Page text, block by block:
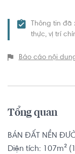
Thông tin đã
thực, vị trí
Báo cáo nội
Tổng quan
BÁN ĐẤT NỀN
Diện tích: 107m²